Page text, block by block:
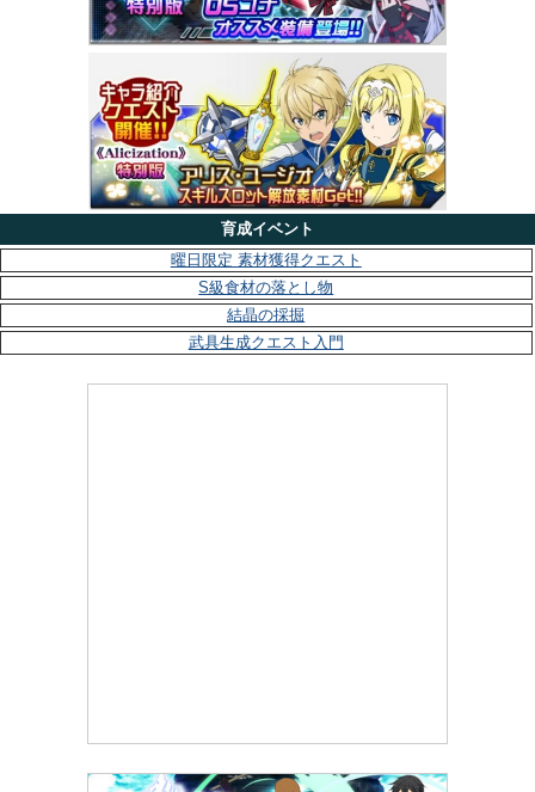
育成イベント
曜日限定 素材獲得クエスト
S級食材の落とし物
結晶の採掘
武具生成クエスト入門